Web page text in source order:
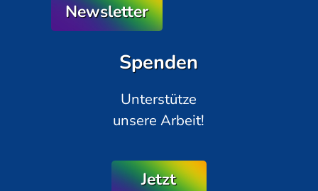
Newsletter
Spenden
Unterstütze
unsere Arbeit!
Jetzt